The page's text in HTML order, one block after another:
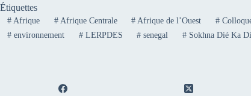
Étiquettes
#Afrique #Afrique Centrale # Afrique de l’Ouest #
#environnement #LERPDES # senegal # Sokhna Dié Ka